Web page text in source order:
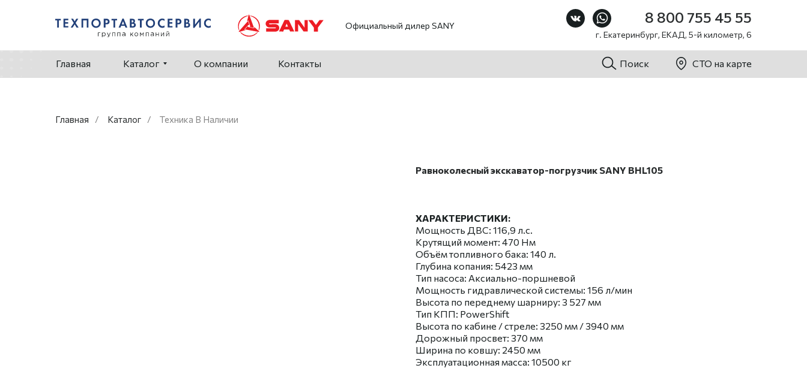
г. Екатеринбург, ЕКАД, 5-й километр, 6
Главная Каталог О компании Контакты
Официальный дилер SANY 8 800 755 45 55
СТО на карте
Поиск
Главная / Каталог / Техника В Наличии
Равноколеcный экскаватор-погрузчик SАNY BHL105
ХАРАКТЕРИСТИКИ:
Мощность ДВС: 116,9 л.с.
Крутящий момент: 470 Нм
Объём топливного бака: 140 л.
Глубина копания: 5423 мм
Тип насоса: Аксиально-поршневой
Мощность гидравлической системы: 156 л/мин
Высота по переднему шарниру: 3 527 мм
Тип КПП: РоwеrShift
Высота по кабине / стреле: 3250 мм / 3940 мм
Дорожный просвет: 370 мм
Ширина по ковшу: 2450 мм
Эксплуатационная масса: 10500 кг